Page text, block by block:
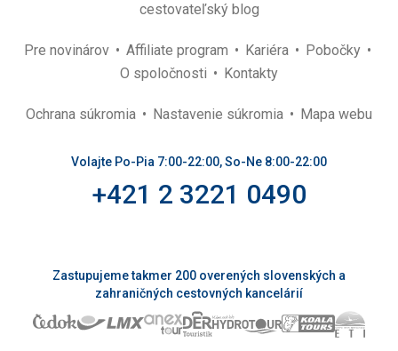
cestovateľský blog
Pre novinárov Affiliate program Kariéra
Pobočky
O spoločnosti
Kontakty
Ochrana súkromia Nastavenie súkromia Mapa webu
Volajte Po-Pia 7:00-22:00, So-Ne 8:00-22:00
+421 2 3221 0490
Zastupujeme takmer 200 overených slovenských a
zahraničných cestovných kancelárií